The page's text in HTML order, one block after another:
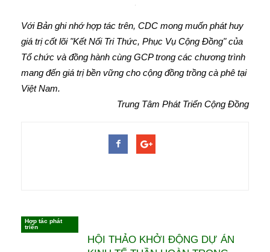
Với Bản ghi nhớ hợp tác trên, CDC mong muốn phát huy
giá trị cốt lõi "Kết Nối Tri Thức, Phục Vụ Cộng Đồng" của
Tổ chức và đồng hành cùng GCP trong các chương trình
mang đến giá trị bền vững cho cộng đồng trồng cà phê tại
Việt Nam.
Trung Tâm Phát Triển Cộng Đồng
Có thể bạn muốn xem
Hợp tác phát
triển
HỘI THẢO KHỞI ĐỘNG DỰ ÁN